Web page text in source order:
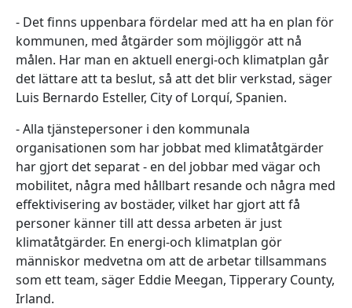
- Det finns uppenbara fördelar med att ha en plan för
kommunen, med åtgärder som möjliggör att nå
målen. Har man en aktuell energi-och klimatplan går
det lättare att ta beslut, så att det blir verkstad, säger
Luis Bernardo Esteller, City of Lorquí, Spanien.
- Alla tjänstepersoner i den kommunala
organisationen som har jobbat med klimatåtgärder
har gjort det separat - en del jobbar med vägar och
mobilitet, några med hållbart resande och några med
effektivisering av bostäder, vilket har gjort att få
personer känner till att dessa arbeten är just
klimatåtgärder. En energi-och klimatplan gör
människor medvetna om att de arbetar tillsammans
som ett team, säger Eddie Meegan, Tipperary County,
Irland.